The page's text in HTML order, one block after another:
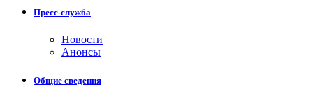
Пресс-служба
Новости
Анонсы
Общие сведения